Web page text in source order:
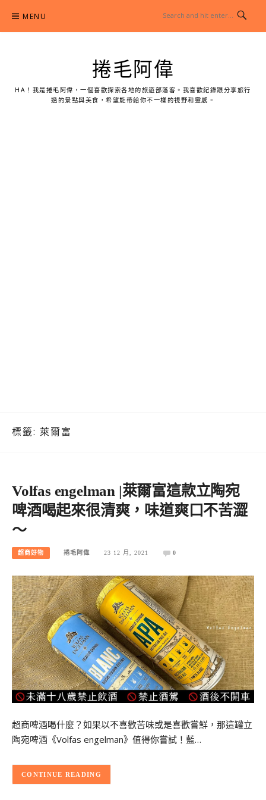
content
MENU
捲毛阿偉
HA！我是捲毛阿偉，一個喜歡探索各地的旅遊部落客。我喜歡紀錄跟分享旅行
過的景點與美食，希望能帶給你不一樣的視野和靈感。
標籤: 萊爾富
Volfas engelman |萊爾富這款立陶宛
啤酒喝起來很清爽，味道爽口不苦澀
～
超商好物 捲毛阿偉 23 12 月, 2021 0
超商啤酒喝什麼？如果以不喜歡苦味或是喜歡嘗鮮，那這罐立
陶宛啤酒《Volfas engelman》值得你嘗試！藍…
CONTINUE READING